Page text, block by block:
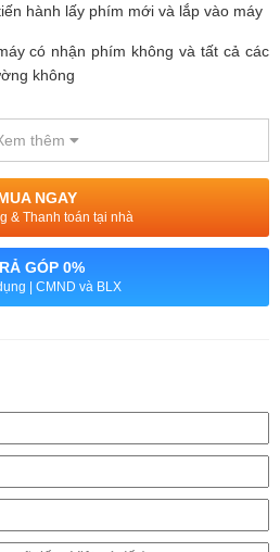
hành lấy phím mới và lắp vào máy
có nhận phím không và tất cả các
không
thanh toán tiền cho kế toán và
hành
không đúng mẫu mã
haidangmacbook
thêm
NGAY
& Thanh toán tại nhà
GÓP 0%
| CMND và BLX